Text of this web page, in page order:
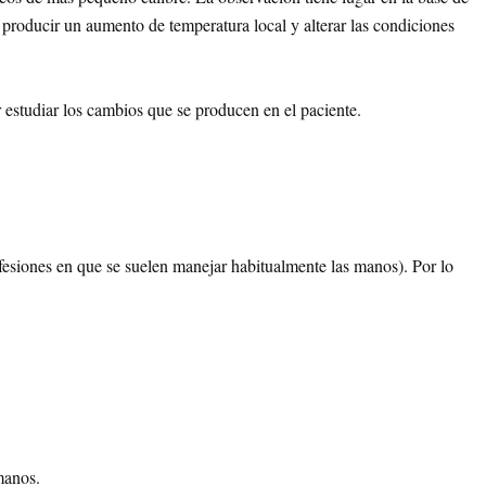
un aumento de temperatura local y alterar las condiciones
los cambios que se producen en el paciente.
en que se suelen manejar habitualmente las manos). Por lo